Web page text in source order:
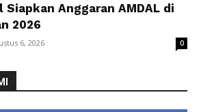
Siapkan Anggaran AMDAL di
2026
6, 2026 0